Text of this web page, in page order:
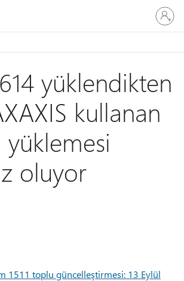
oturum
açın
yüklendikten
kullanan
oluyor
1511 toplu güncelleştirmesi: 13 Eylül